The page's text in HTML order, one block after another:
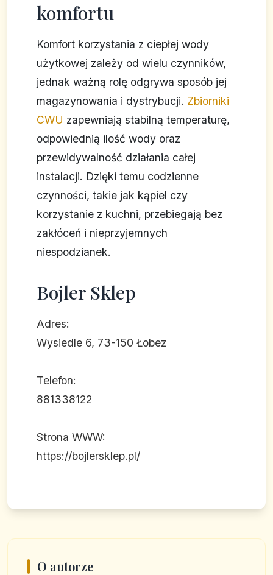
komfortu
Komfort korzystania z ciepłej wody
użytkowej zależy od wielu czynników,
jednak ważną rolę odgrywa sposób jej
magazynowania i dystrybucji. Zbiorniki
CWU zapewniają stabilną temperaturę,
odpowiednią ilość wody oraz
przewidywalność działania całej
instalacji. Dzięki temu codzienne
czynności, takie jak kąpiel czy
korzystanie z kuchni, przebiegają bez
zakłóceń i nieprzyjemnych
niespodzianek.
Bojler Sklep
Adres:
Wysiedle 6, 73-150 Łobez
Telefon:
881338122
Strona WWW:
https://bojlersklep.pl/
O autorze